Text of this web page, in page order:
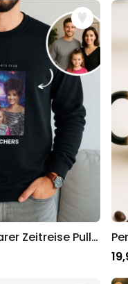
Personalisierbarer Zeitreise Pullover